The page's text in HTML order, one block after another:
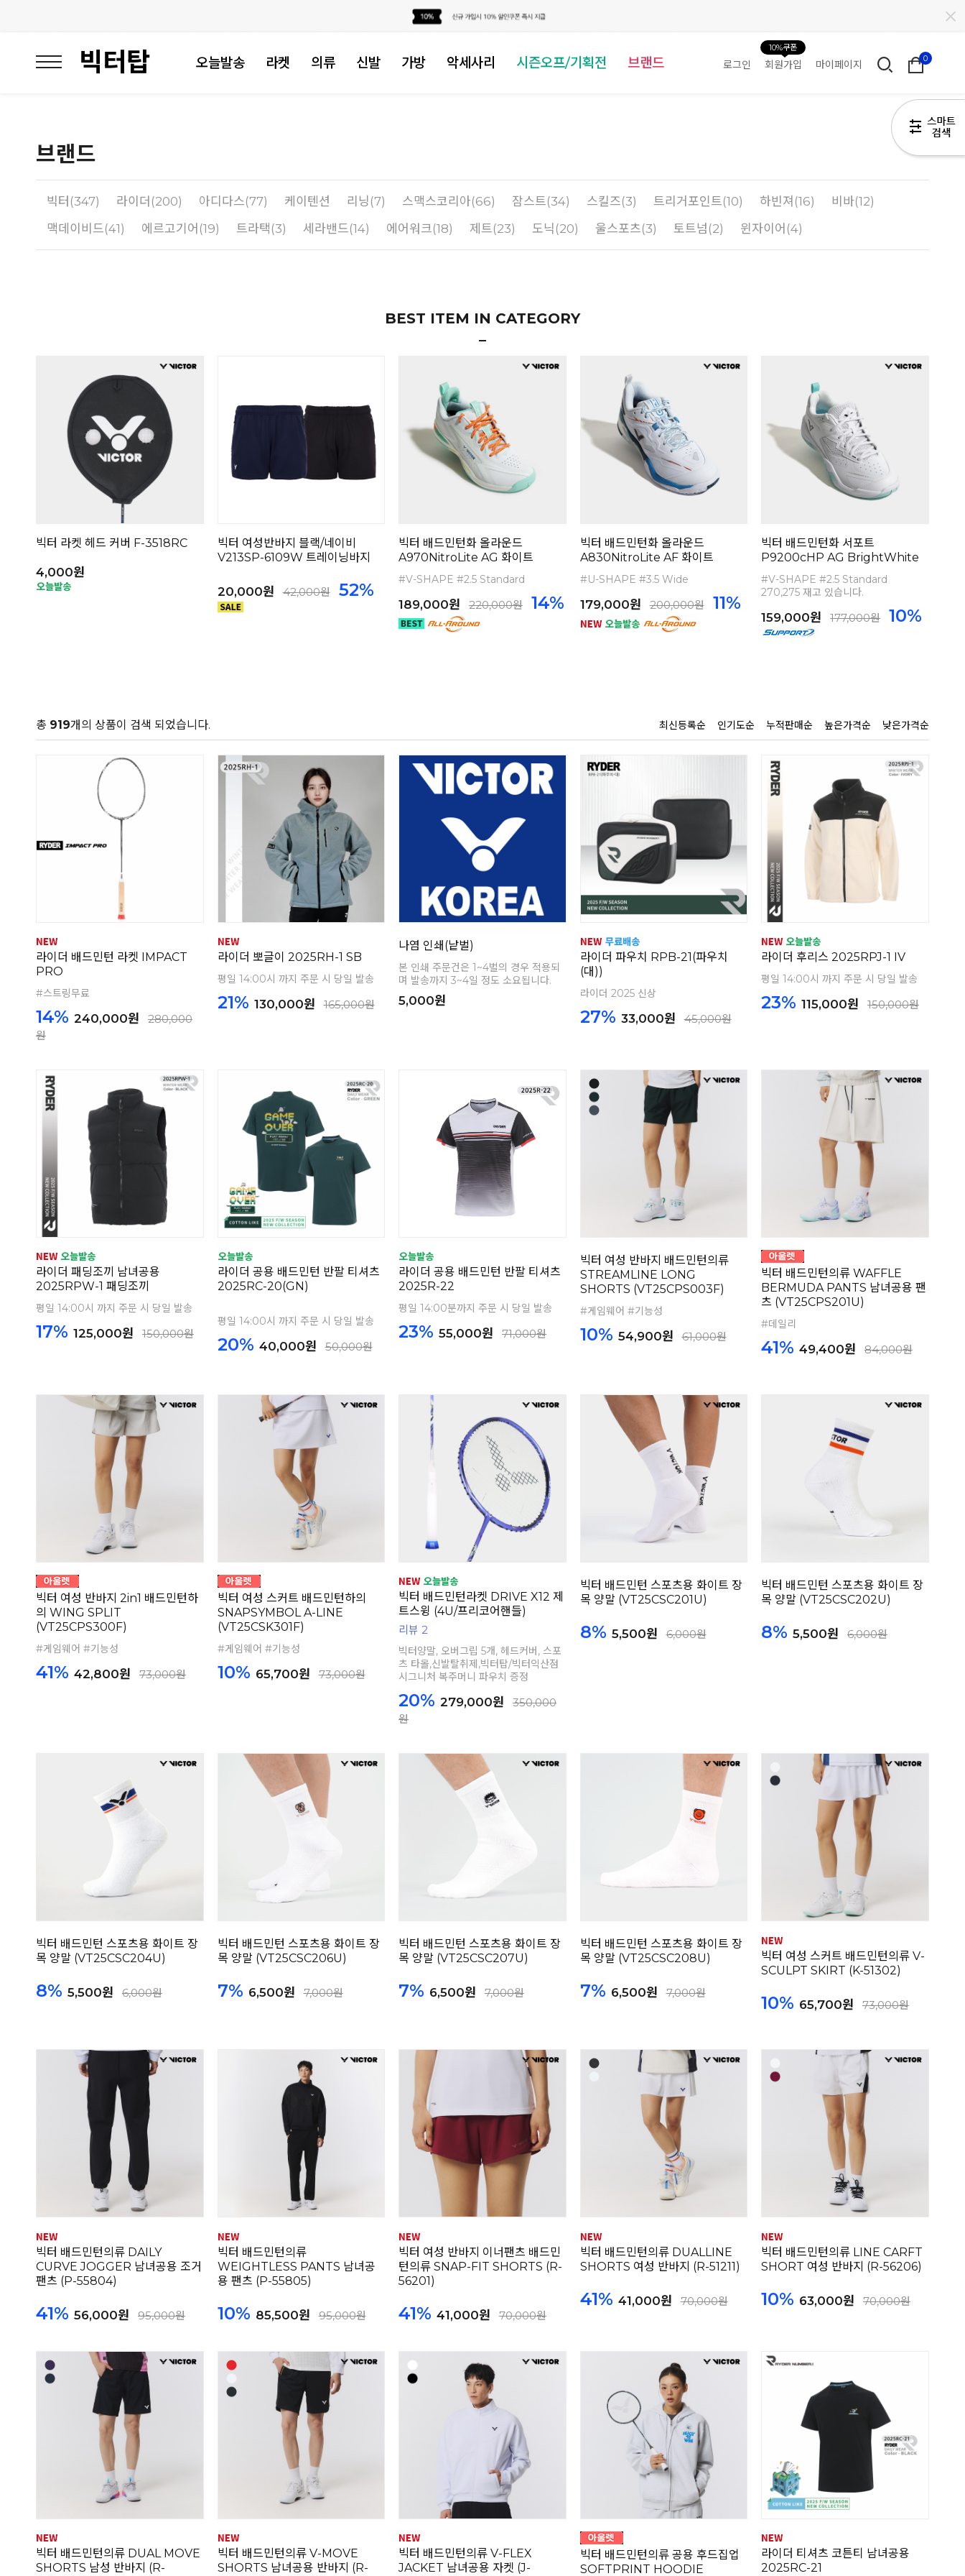
빅터탑 오늘발송 라켓 의류 신발 가방 악세사리 시즌오프/기획전 브랜드 로그인 회원가입
10%쿠폰
마이페이지 0
브랜드
빅터(347) 라이더(200) 아디다스(77) 케이텐션 리닝(7) 스맥스코리아(66) 잠스트(34) 스킬즈(3) 트리거포인트(10) 하빈져(16)
비바(12)
맥데이비드(41)
에르고기어(19) 트라택(3) 세라밴드(14) 에어워크(18) 제트(23) 도닉(20) 울스포츠(3) 토트넘(2) 윈자이어(4)
BEST ITEM IN CATEGORY
빅터 라켓 헤드 커버 F-3518RC
4,000원
빅터 여성반바지 블랙/네이비
V213SP-6109W 트레이닝바지
20,000원 42,000원 52%
빅터 배드민턴화 올라운드
A970NitroLite AG 화이트
#V-SHAPE #2.5 Standard
189,000원 220,000원 14%
빅터 배드민턴화 올라운드
A830NitroLite AF 화이트
#U-SHAPE #3.5 Wide
179,000원 200,000원 11%
빅터 배드민턴화 서포트
P9200cHP AG BrightWhite
#V-SHAPE #2.5 Standard
270,275 재고 있습니다.
159,000원 177,000원 10%
총 919개의 상품이 검색 되었습니다. 최신등록순 인기도순 누적판매순 높은가격순 낮은가격순
라이더 배드민턴 라켓 IMPACT
PRO
#스트링무료
14% 240,000원
280,000
원
라이더 뽀글이 2025RH-1 SB
평일 14:00시 까지 주문 시 당일 발송
21% 130,000원 165,000원
나염 인쇄(낱벌)
본 인쇄 주문건은 1~4벌의 경우 적용되
며 발송까지 3~4일 정도 소요됩니다.
5,000원
라이더 파우치 RPB-21(파우치
(대))
라이더 2025 신상
27% 33,000원 45,000원
라이더 후리스 2025RPJ-1 IV
평일 14:00시 까지 주문 시 당일 발송
23% 115,000원 150,000원
라이더 패딩조끼 남녀공용
2025RPW-1 패딩조끼
평일 14:00시 까지 주문 시 당일 발송
17% 125,000원 150,000원
라이더 공용 배드민턴 반팔 티셔츠
2025RC-20(GN)
평일 14:00시 까지 주문 시 당일 발송
20% 40,000원 50,000원
라이더 공용 배드민턴 반팔 티셔츠
2025R-22
평일 14:00분까지 주문 시 당일 발송
23% 55,000원 71,000원
빅터 여성 반바지 배드민턴의류
STREAMLINE LONG
SHORTS (VT25CPS003F)
#게임웨어 #기능성
10% 54,900원 61,000원
빅터 배드민턴의류 WAFFLE
BERMUDA PANTS 남녀공용 팬
츠 (VT25CPS201U)
#데일리
41% 49,400원 84,000원
빅터 여성 반바지 2in1 배드민턴하
의 WING SPLIT
(VT25CPS300F)
#게임웨어 #기능성
41% 42,800원 73,000원
빅터 여성 스커트 배드민턴하의
SNAPSYMBOL A-LINE
(VT25CSK301F)
#게임웨어 #기능성
10% 65,700원 73,000원
빅터 배드민턴라켓 DRIVE X12 제
트스윙 (4U/프리코어핸들)
리뷰 2
빅터양말, 오버그립 5개, 헤드커버, 스포
츠 타올,신발탈취제,빅터탑/빅터익산점
시그니처 복주머니 파우치 증정
20% 279,000원
350,000
원
빅터 배드민턴 스포츠용 화이트 장
목 양말 (VT25CSC201U)
8% 5,500원 6,000원
빅터 배드민턴 스포츠용 화이트 장
목 양말 (VT25CSC202U)
8% 5,500원 6,000원
빅터 배드민턴 스포츠용 화이트 장
목 양말 (VT25CSC204U)
8% 5,500원 6,000원
빅터 배드민턴 스포츠용 화이트 장
목 양말 (VT25CSC206U)
7% 6,500원 7,000원
빅터 배드민턴 스포츠용 화이트 장
목 양말 (VT25CSC207U)
7% 6,500원 7,000원
빅터 배드민턴 스포츠용 화이트 장
목 양말 (VT25CSC208U)
7% 6,500원 7,000원
빅터 여성 스커트 배드민턴의류 V-
SCULPT SKIRT (K-51302)
10% 65,700원 73,000원
빅터 배드민턴의류 DAILY
CURVE JOGGER 남녀공용 조거
팬츠 (P-55804)
41% 56,000원 95,000원
빅터 배드민턴의류
WEIGHTLESS PANTS 남녀공
용 팬츠 (P-55805)
10% 85,500원 95,000원
빅터 여성 반바지 이너팬츠 배드민
턴의류 SNAP-FIT SHORTS (R-
56201)
41% 41,000원 70,000원
빅터 배드민턴의류 DUALLINE
SHORTS 여성 반바지 (R-51211)
41% 41,000원 70,000원
빅터 배드민턴의류 LINE CARFT
SHORT 여성 반바지 (R-56206)
10% 63,000원 70,000원
빅터 배드민턴의류 DUAL MOVE
SHORTS 남성 반바지 (R-
빅터 배드민턴의류 V-MOVE
SHORTS 남녀공용 반바지 (R-
빅터 배드민턴의류 V-FLEX
JACKET 남녀공용 자켓 (J-
빅터 배드민턴의류 공용 후드집업
SOFTPRINT HOODIE
라이더 티셔츠 코튼티 남녀공용
2025RC-21